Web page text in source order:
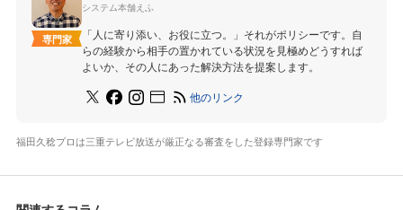
専門家
システム本舗えふ
「人に寄り添い、お役に立つ。」それがポリシーです。自
らの経験から相手の置かれている状況を見極めどうすれば
よいか、その人にあった解決方法を提案します。
他のリンク
福田久稔プロは三重テレビ放送が厳正なる審査をした登録専門家です